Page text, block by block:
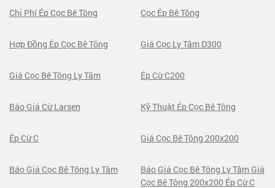
Chi Phí Ép Cọc Bê Tông Cọc Ép Bê Tông
Hợp Đồng Ép Cọc Bê Tông Giá Cọc Ly Tâm D300
Giá Cọc Bê Tông Ly Tâm Ép Cừ C200
Báo Giá Cừ Larsen Kỹ Thuật Ép Cọc Bê Tông
Ép Cừ C Giá Cọc Bê Tông 200x200
Báo Giá Cọc Bê Tông Ly Tâm
Báo Giá Cọc Bê Tông Ly Tâm Giá
Cọc Bê Tông 200x200 Ép Cừ C